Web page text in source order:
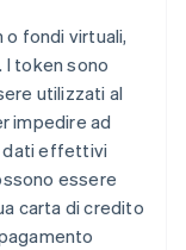
fondi virtuali,
token sono
utilizzati al
impedire ad
dati effettivi
essere
carta di credito